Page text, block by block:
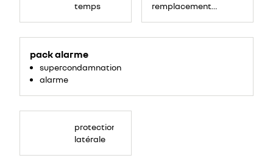
temps
remplacement
<li>alarme</li>
</ul>
pack alarme
supercondamnation
alarme
protection
latérale